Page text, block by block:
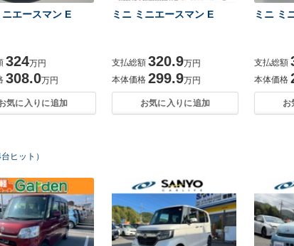
ニエースマン E
324万円
308.0万円
気に入りに追加
ミニ ミニエースマン E
支払総額 320.9万円
本体価格 299.9万円
お気に入りに追加
ミニ ミ
支払総額
本体価格
お
ヒット）